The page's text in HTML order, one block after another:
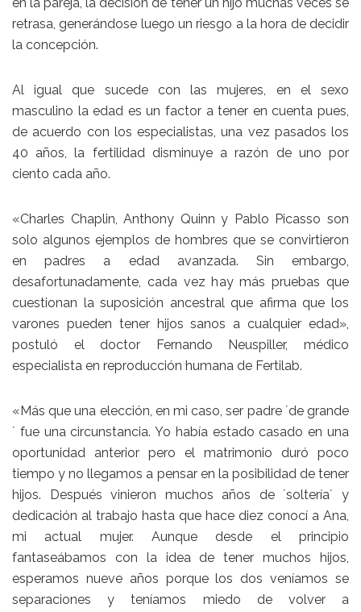
retrasa, generándose luego un riesgo a la hora de decidir
la concepción.
Al igual que sucede con las mujeres, en el sexo
masculino la edad es un factor a tener en cuenta pues,
de acuerdo con los especialistas, una vez pasados los
40 años, la fertilidad disminuye a razón de uno por
ciento cada año.
«Charles Chaplin, Anthony Quinn y Pablo Picasso son
solo algunos ejemplos de hombres que se convirtieron
en padres a edad avanzada. Sin embargo,
desafortunadamente, cada vez hay más pruebas que
cuestionan la suposición ancestral que afirma que los
varones pueden tener hijos sanos a cualquier edad»,
postuló el doctor Fernando Neuspiller, médico
especialista en reproducción humana de Fertilab.
«Más que una elección, en mi caso, ser padre ´de grande
´ fue una circunstancia. Yo había estado casado en una
oportunidad anterior pero el matrimonio duró poco
tiempo y no llegamos a pensar en la posibilidad de tener
hijos. Después vinieron muchos años de ´soltería´ y
dedicación al trabajo hasta que hace diez conocí a Ana,
mi actual mujer. Aunque desde el principio
fantaseábamos con la idea de tener muchos hijos,
esperamos nueve años porque los dos veníamos se
separaciones y teníamos miedo de volver a